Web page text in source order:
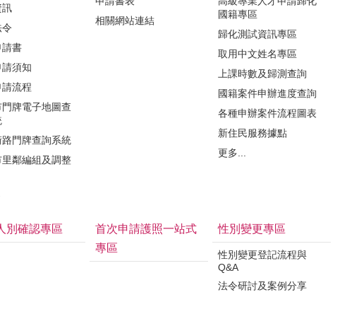
訊
令
請書
請須知
請流程
牌電子地圖查
門牌查詢系統
鄰編組及調整
相關網站連結
國籍專區
歸化測試資訊專區
取用中文姓名專區
上課時數及歸測查詢
國籍案件申辦進度查詢
各種申辦案件流程圖表
新住民服務據點
更多...
別確認專區
首次申請護照一站式
專區
性別變更專區
性別變更登記流程與
Q&A
法令研討及案例分享